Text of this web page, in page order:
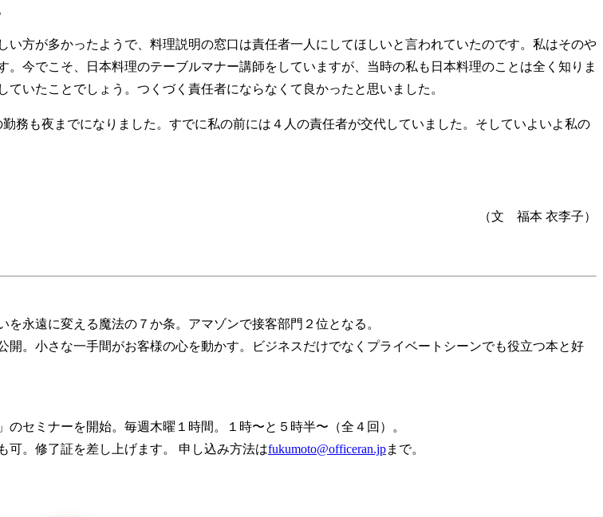
方が多かったようで、料理説明の窓口は責任者一人にしてほしいと言われていたのです。私はそのや
今でこそ、日本料理のテーブルマナー講師をしていますが、当時の私も日本料理のことは全く知りま
いたことでしょう。つくづく責任者にならなくて良かったと思いました。
も夜までになりました。すでに私の前には４人の責任者が交代していました。そしていよいよ私の
（文 福本 衣李子）
永遠に変える魔法の７か条。アマゾンで接客部門２位となる。
。小さな一手間がお客様の心を動かす。ビジネスだけでなくプライベートシーンでも役立つ本と好
セミナーを開始。毎週木曜１時間。１時〜と５時半〜（全４回）。
可。修了証を差し上げます。 申し込み方法はfukumoto@officeran.jpまで。